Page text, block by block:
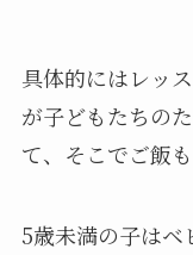
具体的にはレッ
が子どもたちの
て、そこでご飯も
5歳未満の子はベ